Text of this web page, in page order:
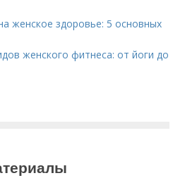
женское здоровье: 5 основных
женского фитнеса: от йоги до